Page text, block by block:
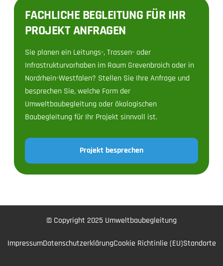
FACHLICHE BEGLEITUNG FÜR IHR
PROJEKT ANFRAGEN
Sie planen ein Leitungs-, Trassen- oder
Infrastrukturvorhaben im Raum Grevenbroich oder in
Nordrhein-Westfalen? Stellen Sie Ihre Anfrage und
besprechen Sie, welche Form der
Umweltbaubegleitung oder ökologischen
Baubegleitung für Ihr Projekt sinnvoll ist.
Projekt besprechen
© Copyright 2025 Umweltbaubegleitung
ImpressumDatenschutzerklärungCookie Richtinlie (EU)Standorte